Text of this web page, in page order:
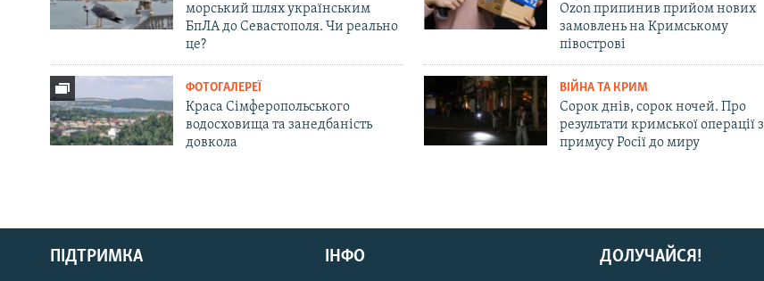
Русский
Qırımtatar
морський шлях українським
БпЛА до Севастополя. Чи реально
це?
Ozon припинив прийом нових
замовлень на Кримському
півострові
ФОТОГАЛЕРЕЇ
Краса Сімферопольського
водосховища та занедбаність
довкола
ВІЙНА ТА КРИМ
Сорок днів, сорок ночей. Про
результати кримської операції з
примусу Росії до миру
ДОЛУЧАЙСЯ!
ПІДТРИМКА ІНФО